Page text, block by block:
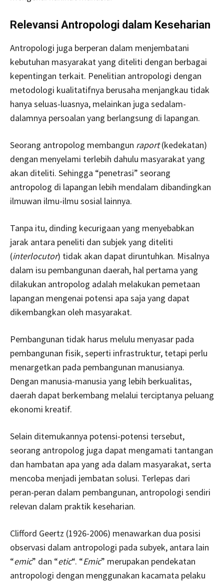
Relevansi Antropologi dalam Keseharian
Antropologi juga berperan dalam menjembatani
kebutuhan masyarakat yang diteliti dengan berbagai
kepentingan terkait. Penelitian antropologi dengan
metodologi kualitatifnya berusaha menjangkau tidak
hanya seluas-luasnya, melainkan juga sedalam-
dalamnya persoalan yang berlangsung di lapangan.
Seorang antropolog membangun raport(kedekatan)
dengan menyelami terlebih dahulu masyarakat yang
akan diteliti. Sehingga “penetrasi” seorang
antropolog di lapangan lebih mendalam dibandingkan
ilmuwan ilmu-ilmu sosial lainnya.
Tanpa itu, dinding kecurigaan yang menyebabkan
jarak antara peneliti dan subjek yang diteliti
(interlocutor) tidak akan dapat diruntuhkan. Misalnya
dalam isu pembangunan daerah, hal pertama yang
dilakukan antropolog adalah melakukan pemetaan
lapangan mengenai potensi apa saja yang dapat
dikembangkan oleh masyarakat.
Pembangunan tidak harus melulu menyasar pada
pembangunan fisik, seperti infrastruktur, tetapi perlu
menargetkan pada pembangunan manusianya.
Dengan manusia-manusia yang lebih berkualitas,
daerah dapat berkembang melalui terciptanya peluang
ekonomi kreatif.
Selain ditemukannya potensi-potensi tersebut,
seorang antropolog juga dapat mengamati tantangan
dan hambatan apa yang ada dalam masyarakat, serta
mencoba menjadi jembatan solusi. Terlepas dari
peran-peran dalam pembangunan, antropologi sendiri
relevan dalam praktik keseharian.
Clifford Geertz (1926-2006) menawarkan dua posisi
observasi dalam antropologi pada subyek, antara lain
“emic” dan “etic“. “Emic” merupakan pendekatan
antropologi dengan menggunakan kacamata pelaku